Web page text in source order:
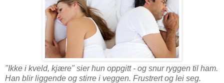
"Ikke i kveld, kjære" sier hun oppgitt - og snur ryggen til ham.
Han blir liggende og stirre i veggen. Frustrert og lei seg.